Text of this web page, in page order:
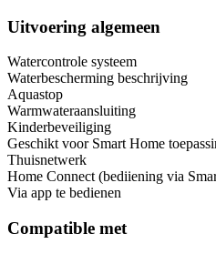
Uitvoering algemeen
Watercontrole systeem
Waterbescherming beschrijving
Aquastop
Warmwateraansluiting
Kinderbeveiliging
Geschikt voor Smart Home
Thuisnetwerk
Home Connect (bediiening via
Via app te bedienen
Compatible met